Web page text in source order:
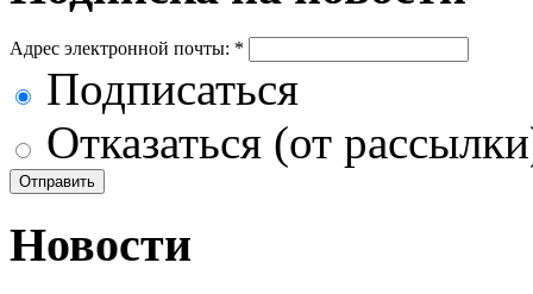
Адрес электронной почты: *
Подписаться
Отказаться (от
Новости